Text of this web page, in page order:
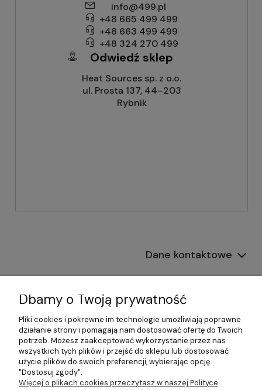
info@499.pl
+48 665 499 499
+48 663 499 499
+48 324 270 499
Odwiedź sklep
Heat Sources sp. z o.o.
ul. Prosta 137, 44–203
Rybnik
Dane kontaktowe
Informacje
Płatności i dostawa
Pomoc
Moje konto
Dbamy o Twoją prywatność
Pliki cookies i pokrewne im technologie umożliwiają poprawne
działanie strony i pomagają nam dostosować ofertę do Twoich
potrzeb. Możesz zaakceptować wykorzystanie przez nas
wszystkich tych plików i przejść do sklepu lub dostosować
użycie plików do swoich preferencji, wybierając opcję
"Dostosuj zgody".
Więcej o plikach cookies przeczytasz w naszej Polityce